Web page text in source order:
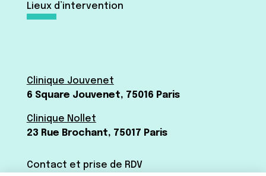
Lieux d’intervention
Clinique Jouvenet
6 Square Jouvenet, 75016 Paris
Clinique Nollet
23 Rue Brochant, 75017 Paris
Contact et prise de RDV